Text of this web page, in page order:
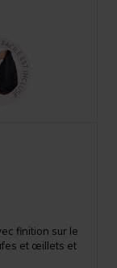
finition sur le
et œillets et